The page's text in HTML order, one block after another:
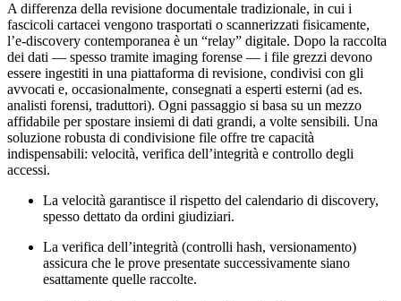
A differenza della revisione documentale tradizionale, in cui i
fascicoli cartacei vengono trasportati o scannerizzati fisicamente,
l’e‑discovery contemporanea è un “relay” digitale. Dopo la raccolta
dei dati — spesso tramite imaging forense — i file grezzi devono
essere ingestiti in una piattaforma di revisione, condivisi con gli
avvocati e, occasionalmente, consegnati a esperti esterni (ad es.
analisti forensi, traduttori). Ogni passaggio si basa su un mezzo
affidabile per spostare insiemi di dati grandi, a volte sensibili. Una
soluzione robusta di condivisione file offre tre capacità
indispensabili: velocità, verifica dell’integrità e controllo degli
accessi.
La velocità garantisce il rispetto del calendario di discovery,
spesso dettato da ordini giudiziari.
La verifica dell’integrità (controlli hash, versionamento)
assicura che le prove presentate successivamente siano
esattamente quelle raccolte.